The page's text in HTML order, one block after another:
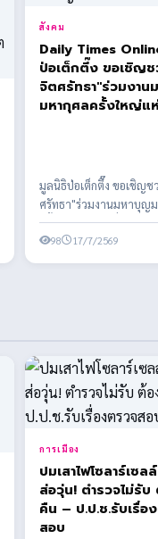
สังคม
Daily Times
ป่อเต็กตึ๊ง ขอเชิญ
จิตศรัทธา"ร่วมงาน
มหากุศลครั้งใหญ่แ
มูลนิธิป่อเต็กตึ๊ง ขอเชิญช
ศรัทธา"ร่วมงานมหาบุญ
ครั้งใหญ่แห่งปี เนื่องในง
ทิ้...98 17/7/2569
การเมือง
ปมเสาไฟโซลาร์เซล
ส่อวุ่น! ตำรวจไม่รับ
คืน – ป.ป.ช.รับเรื่อ
สอบ